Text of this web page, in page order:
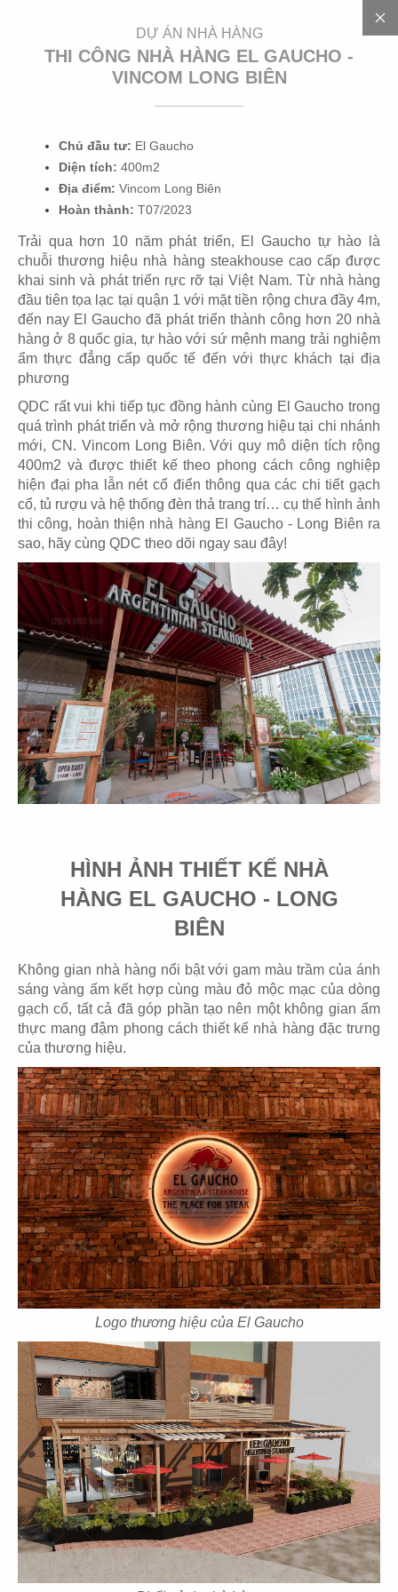
DỰ ÁN NHÀ HÀNG
THI CÔNG NHÀ HÀNG EL GAUCHO -
VINCOM LONG BIÊN
Chủ đầu tư: El Gaucho
Diện tích: 400m2
Địa điểm: Vincom Long Biên
Hoàn thành: T07/2023
Trải qua hơn 10 năm phát triển, El Gaucho tự hào là
chuỗi thương hiệu nhà hàng steakhouse cao cấp được
khai sinh và phát triển rực rỡ tại Việt Nam. Từ nhà hàng
đầu tiên tọa lạc tại quận 1 với mặt tiền rộng chưa đầy 4m,
đến nay El Gaucho đã phát triển thành công hơn 20 nhà
hàng ở 8 quốc gia, tự hào với sứ mệnh mang trải nghiệm
ẩm thực đẳng cấp quốc tế đến với thực khách tại địa
phương
QDC rất vui khi tiếp tục đồng hành cùng El Gaucho trong
quá trình phát triển và mở rộng thương hiệu tại chi nhánh
mới, CN. Vincom Long Biên. Với quy mô diện tích rộng
400m2 và được thiết kế theo phong cách công nghiệp
hiện đại pha lẫn nét cổ điển thông qua các chi tiết gạch
cổ, tủ rượu và hệ thống đèn thả trang trí… cụ thể hình ảnh
thi công, hoàn thiện nhà hàng El Gaucho - Long Biên ra
sao, hãy cùng QDC theo dõi ngay sau đây!
HÌNH ẢNH THIẾT KẾ NHÀ
HÀNG EL GAUCHO - LONG
BIÊN
Không gian nhà hàng nổi bật với gam màu trầm của ánh
sáng vàng ấm kết hợp cùng màu đỏ mộc mạc của dòng
gạch cổ, tất cả đã góp phần tạo nên một không gian ẩm
thực mang đậm phong cách thiết kế nhà hàng đặc trưng
của thương hiệu.
Logo thương hiệu của El Gaucho
100 +
01
HIGHLANDS
Coffee
02
PHÊ LA
Coffee
03
KOI THÉ
Trà sữa
04
KOI CAFÉ
Coffee
05
CHEESE COFFEE
Coffee
06
KING COFFEE
Coffee
GETFIT
Gym & Yoga
GETFIT
Spa
09
THIÊN ÂN
Khách sạn
10
Khách sạn
11
HELEN
Khách sạn
12
LAVENDER
Khách sạn
13
NATUQUEENS
Spa
14
KINGKANG
Spa
15
HOA HƯỚNG
DƯƠNG
16
HEAVEN BEAUTY